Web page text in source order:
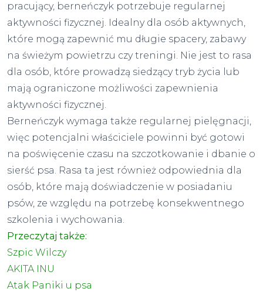
pracujący, berneńczyk potrzebuje regularnej
aktywności fizycznej. Idealny dla osób aktywnych,
które mogą zapewnić mu długie spacery, zabawy
na świeżym powietrzu czy treningi. Nie jest to rasa
dla osób, które prowadzą siedzący tryb życia lub
mają ograniczone możliwości zapewnienia
aktywności fizycznej.
Berneńczyk wymaga także regularnej pielęgnacji,
więc potencjalni właściciele powinni być gotowi
na poświęcenie czasu na szczotkowanie i dbanie o
sierść psa. Rasa ta jest również odpowiednia dla
osób, które mają doświadczenie w posiadaniu
psów, ze względu na potrzebę konsekwentnego
szkolenia i wychowania.
Przeczytaj także:
Szpic Wilczy
AKITA INU
Atak Paniki u psa